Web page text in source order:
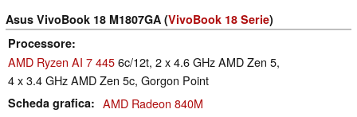
Asus VivoBook 18 M1807GA (VivoBook 18 Serie)
Processore
AMD Ryzen AI 7 4456c/12t, 2 x 4.6 GHz AMD Zen 5,
4 x 3.4 GHz AMD Zen 5c, Gorgon Point
Scheda grafica AMD Radeon 840M